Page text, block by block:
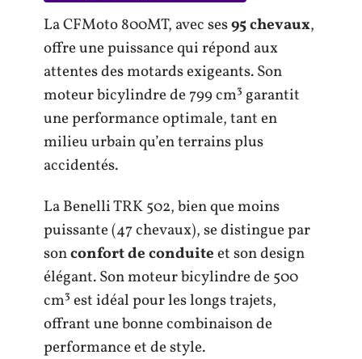
La CFMoto 800MT, avec ses95 chevaux,
offre une puissance qui répond aux
attentes des motards exigeants. Son
moteur bicylindre de 799 cm³ garantit
une performance optimale, tant en
milieu urbain qu’en terrains plus
accidentés.
La Benelli TRK 502, bien que moins
puissante (47 chevaux), se distingue par
sonconfort de conduiteet son design
élégant. Son moteur bicylindre de 500
cm³ est idéal pour les longs trajets,
offrant une bonne combinaison de
performance et de style.